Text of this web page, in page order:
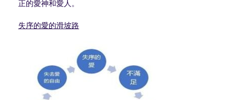
正的愛神和愛人。
失序的愛的滑坡路